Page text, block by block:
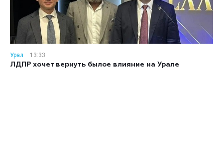
Урал
13:33
ЛДПР хочет вернуть былое влияние на Урале